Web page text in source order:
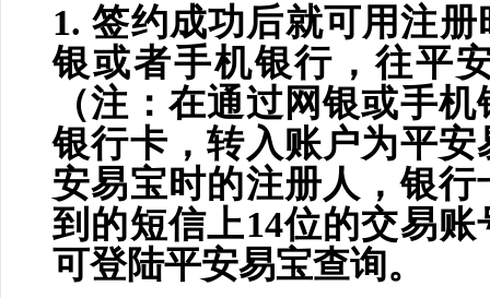
1. 签约成功后就可用注
银或者手机银行，往平
（注：在通过网银或手
银行卡，转入账户为平
安易宝时的注册人，银
到的短信上14位的交易
可登陆平安易宝查询。